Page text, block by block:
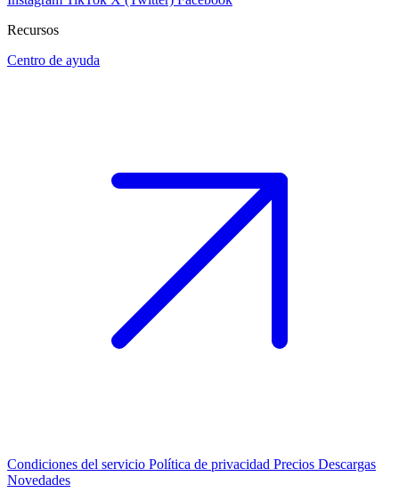
Recursos
Centro de ayuda
Condiciones del servicio Política de privacidad Precios Descargas
Novedades